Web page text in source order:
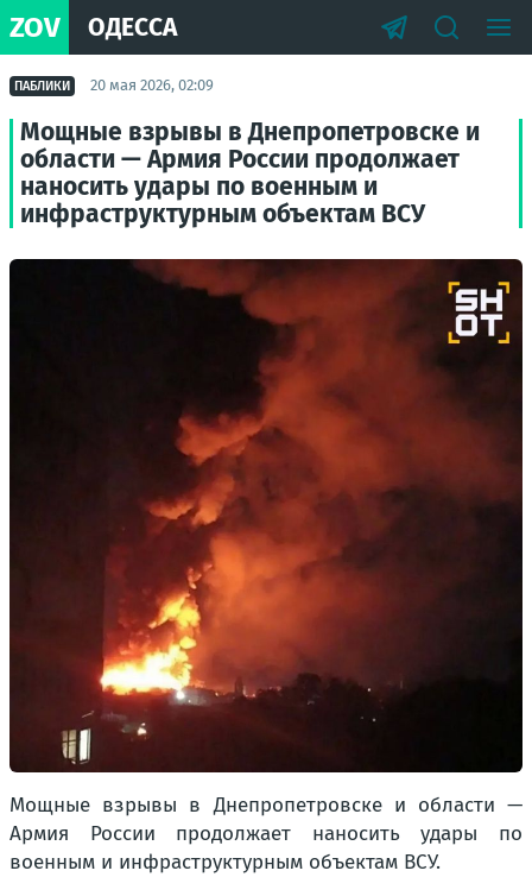
ZOV ОДЕССА
ПАБЛИКИ 20 мая 2026, 02:09
Мощные взрывы в Днепропетровске и
области — Армия России продолжает
наносить удары по военным и
инфраструктурным объектам ВСУ
Мощные взрывы в Днепропетровске и области —
Армия России продолжает наносить удары по
военным и инфраструктурным объектам ВСУ.